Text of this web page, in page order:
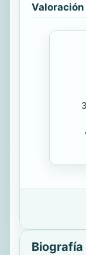
Valoración
Biografía